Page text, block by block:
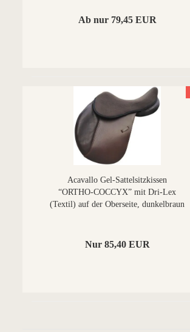
Ab nur 79,45 EUR
Acavallo Gel-Sattelsitzkissen
“ORTHO-COCCYX” mit Dri-Lex
(Textil) auf der Oberseite, dunkelbraun
Nur 85,40 EUR